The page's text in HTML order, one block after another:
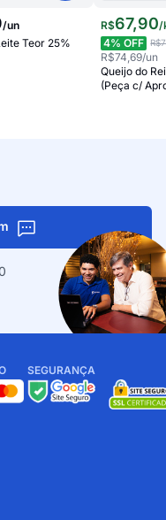
/un
Teor 25%
R$67,90/
4% OFF
R$74,69/un
Queijo do
(Peça c/
SEGURANÇA